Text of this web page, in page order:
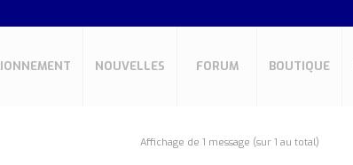
NOUVELLES FORUM BOUTIQUE
Affichage de 1 message (sur 1 au total)